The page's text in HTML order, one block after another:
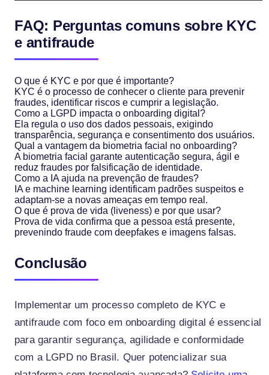
FAQ: Perguntas comuns sobre KYC
e antifraude
O que é KYC e por que é importante?
KYC é o processo de conhecer o cliente para prevenir
fraudes, identificar riscos e cumprir a legislação.
Como a LGPD impacta o onboarding digital?
Ela regula o uso dos dados pessoais, exigindo
transparência, segurança e consentimento dos usuários.
Qual a vantagem da biometria facial no onboarding?
A biometria facial garante autenticação segura, ágil e
reduz fraudes por falsificação de identidade.
Como a IA ajuda na prevenção de fraudes?
IA e machine learning identificam padrões suspeitos e
adaptam-se a novas ameaças em tempo real.
O que é prova de vida (liveness) e por que usar?
Prova de vida confirma que a pessoa está presente,
prevenindo fraude com deepfakes e imagens falsas.
Conclusão
Implementar um processo completo de KYC e
antifraude com foco em onboarding digital é essencial
para garantir segurança, agilidade e conformidade
com a LGPD no Brasil. Quer potencializar sua